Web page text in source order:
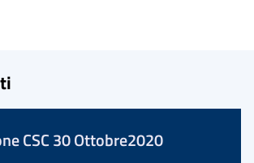
CSC 30 Ottobre2020